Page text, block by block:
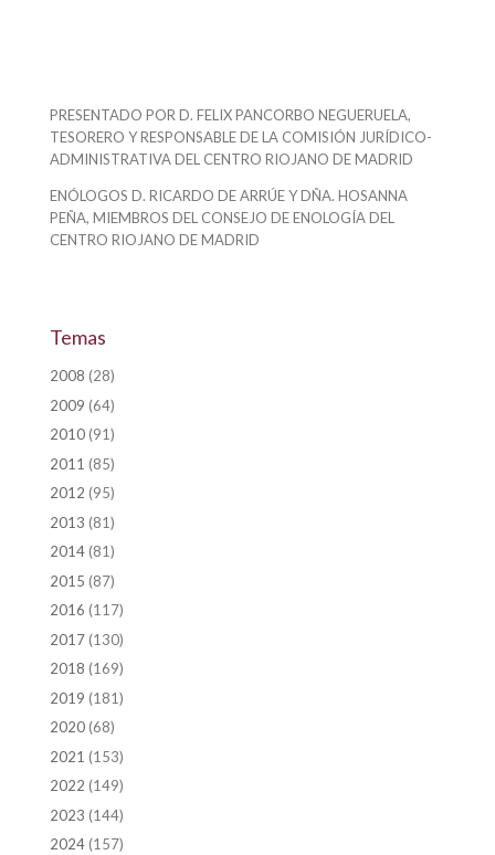
PRESENTADO POR D. FELIX PANCORBO NEGUERUELA,
TESORERO Y RESPONSABLE DE LA COMISIÓN JURÍDICO-
ADMINISTRATIVA DEL CENTRO RIOJANO DE MADRID
ENÓLOGOS D. RICARDO DE ARRÚE Y DÑA. HOSANNA
PEÑA, MIEMBROS DEL CONSEJO DE ENOLOGÍA DEL
CENTRO RIOJANO DE MADRID
Temas
2008 (28)
2009 (64)
2010(91)
2011 (85)
2012 (95)
2013 (81)
2014(81)
2015 (87)
2016 (117)
2017(130)
2018 (169)
2019 (181)
2020(68)
2021 (153)
2022 (149)
2023 (144)
2024(157)